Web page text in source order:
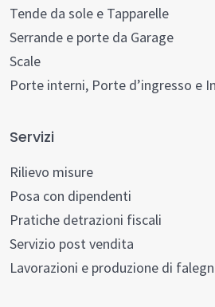
Tende da sole e Tapparelle
Serrande e porte da Garage
Scale
Porte interni, Porte d’ingresso e
Servizi
Rilievo misure
Posa con dipendenti
Pratiche detrazioni fiscali
Servizio post vendita
Lavorazioni e produzione di